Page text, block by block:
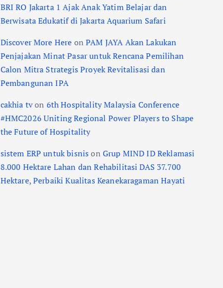
BRI RO Jakarta 1 Ajak Anak Yatim Belajar dan
Berwisata Edukatif di Jakarta Aquarium Safari
Discover More Here onPAM JAYA Akan Lakukan
Penjajakan Minat Pasar untuk Rencana Pemilihan
Calon Mitra Strategis Proyek Revitalisasi dan
Pembangunan IPA
cakhia tvon 6th Hospitality Malaysia Conference
#HMC2026 Uniting Regional Power Players to Shape
the Future of Hospitality
sistem ERP untuk bisnison Grup MIND ID Reklamasi
8.000 Hektare Lahan dan Rehabilitasi DAS 37.700
Hektare, Perbaiki Kualitas Keanekaragaman Hayati